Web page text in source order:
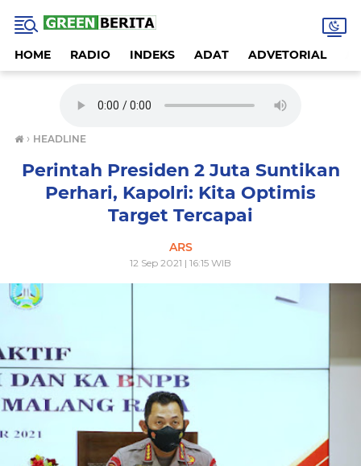
HOME RADIO INDEKS ADAT ADVETORIAL
› HEADLINE
Perintah Presiden 2 Juta Suntikan
Perhari, Kapolri: Kita Optimis
Target Tercapai
ARS
12 Sep 2021 | 16:15 WIB